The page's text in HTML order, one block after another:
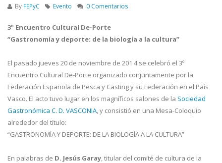
By FEPyC Evento 0 Comentarios
3º Encuentro Cultural De-Porte
“Gastronomía y deporte: de la biología a la cultura”
El pasado jueves 20 de noviembre de 201 4 se celebró el 3º
Encuentro Cultural De-Porte organizado conjuntamente por la
Federación Española de Pesca y Casting y su Federación en el País
Vasco. El acto tuvo lugar en los magníficos salones de la Sociedad
Gastronómica C. D. VASCONIA, y consistió en una Mesa-Coloquio
alrededor del título:
“GASTRONOMÍA Y DEPORTE: DE LA BIOLOGÍA A LA CULTURA”
En palabras de D. Jesús Garay, titular del comité de cultura de la